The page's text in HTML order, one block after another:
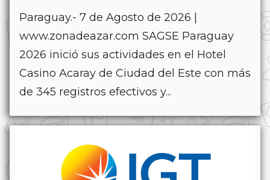
Paraguay.- 7 de Agosto de 2026 |
www.zonadeazar.com SAGSE Paraguay
2026 inició sus actividades en el Hotel
Casino Acaray de Ciudad del Este con más
de 345 registros efectivos y...